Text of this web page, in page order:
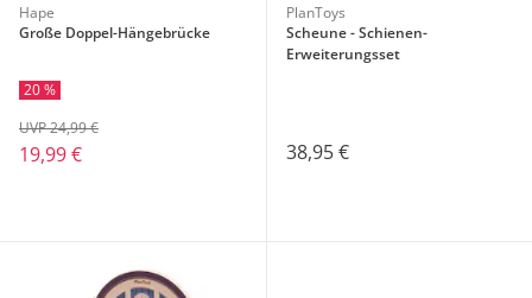
Hape
Große Doppel-Hängebrücke
20 %
19,99 €
UVP 24,99 €
PlanToys
Scheune - Schienen-
Erweiterungsset
38,95 €